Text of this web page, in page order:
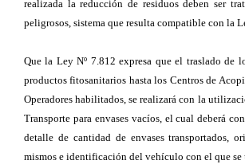
realizada la reducción de residuos deben ser
peligrosos, sistema que resulta compatible con la
Que la Ley Nº 7.812 expresa que el traslado de
productos fitosanitarios hasta los Centros de
Operadores habilitados, se realizará con la
Transporte para envases vacíos, el cual deberá
detalle de cantidad de envases transportados,
mismos e identificación del vehículo con el que se